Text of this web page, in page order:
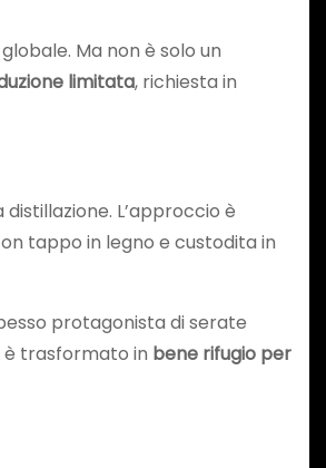
Ma non è solo un
limitata, richiesta in
L’approccio è
tappo in legno e custodita in
protagonista di serate
è trasformato in bene rifugio per